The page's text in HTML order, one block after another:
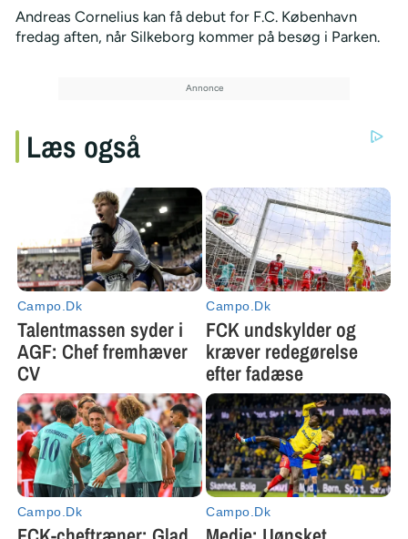
Andreas Cornelius kan få debut for F.C. København
fredag aften, når Silkeborg kommer på besøg i Parken.